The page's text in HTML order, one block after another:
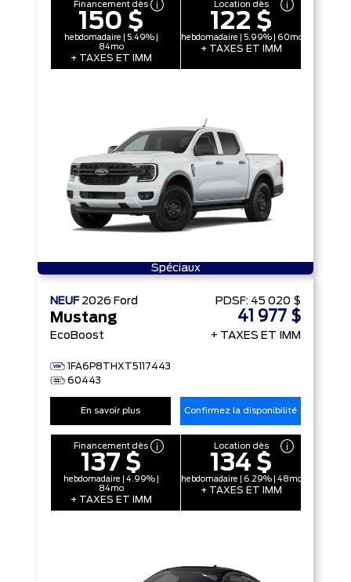
Financement dès
150 $
hebdomadaire | 5.49% |
84mo
+ TAXES ET IMM
Location dès
122 $
hebdomadaire | 5.99% | 60mo
+ TAXES ET IMM
Spéciaux
NEUF 2026 Ford
Mustang
EcoBoost
1FA6P8THXT5117443
60443
PDSF: 45 020 $
41 977 $
+ TAXES ET IMM
En savoir plus Confirmez la disponibilité
Financement dès
137 $
hebdomadaire | 4.99% |
84mo
+ TAXES ET IMM
Location dès
134 $
hebdomadaire | 6.29% | 48mo
+ TAXES ET IMM